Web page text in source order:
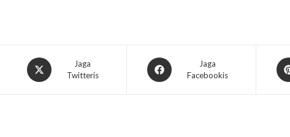
Jaga
Twitteris
Jaga
Facebookis